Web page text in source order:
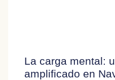
La carga mental:
amplificado en